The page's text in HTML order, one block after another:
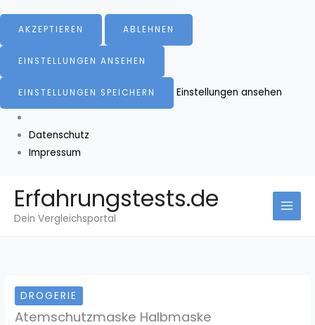
AKZEPTIEREN ABLEHNEN
EINSTELLUNGEN ANSEHEN
EINSTELLUNGEN SPEICHERN Einstellungen ansehen
Datenschutz
Impressum
Inhalt
springen
Erfahrungstests.de
Dein Vergleichsportal
DROGERIE
Atemschutzmaske Halbmaske